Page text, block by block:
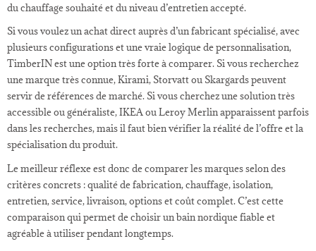
du chauffage souhaité et du niveau d’entretien accepté.
Si vous voulez un achat direct auprès d’un fabricant spécialisé, avec
plusieurs configurations et une vraie logique de personnalisation,
TimberIN est une option très forte à comparer. Si vous recherchez
une marque très connue, Kirami, Storvatt ou Skargards peuvent
servir de références de marché. Si vous cherchez une solution très
accessible ou généraliste, IKEA ou Leroy Merlin apparaissent parfois
dans les recherches, mais il faut bien vérifier la réalité de l’offre et la
spécialisation du produit.
Le meilleur réflexe est donc de comparer les marques selon des
critères concrets : qualité de fabrication, chauffage, isolation,
entretien, service, livraison, options et coût complet. C’est cette
comparaison qui permet de choisir un bain nordique fiable et
agréable à utiliser pendant longtemps.